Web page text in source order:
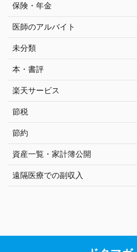
保険・年金
医師のアルバイト
未分類
本・書評
楽天サービス
節税
節約
資産一覧・家計簿公開
遠隔医療での副収入